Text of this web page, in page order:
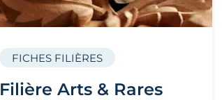
Filière Arts & Rares
FICHES FILIÈRES